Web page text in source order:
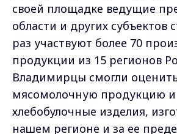
своей площадке ведущие
области и других субъектов
раз участвуют более 70
продукции из 15 регионов
Владимирцы смогли
мясомолочную продукцию и
хлебобулочные изделия,
нашем регионе и за ее